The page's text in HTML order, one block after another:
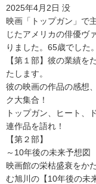
2025年4月2日 没
映画「トップガン」で
じたアメリカの俳優ヴ
りました。65歳でした。
【第１部】彼の業績
たします。
彼の映画の作品の感想
ク大集合！
トップガン、ヒート、
連作品を語れ！
【第２部】
～10年後の未来予想
映画館の栄枯盛衰をか
む旭川の【10年後の未